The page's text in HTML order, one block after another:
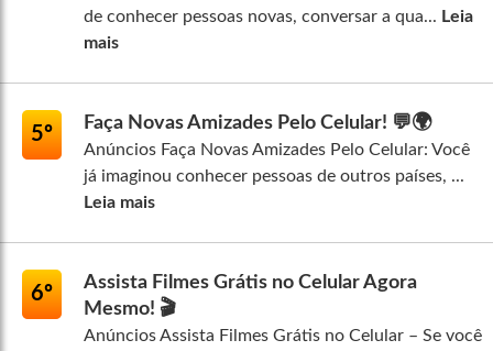
de conhecer pessoas novas, conversar a qua... Leia
mais
5º
Faça Novas Amizades Pelo Celular! 💬🌍
Anúncios Faça Novas Amizades Pelo Celular: Você
já imaginou conhecer pessoas de outros países, ...
Leia mais
6º
Assista Filmes Grátis no Celular Agora
Mesmo! 🎬
Anúncios Assista Filmes Grátis no Celular – Se você